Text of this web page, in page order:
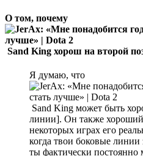
О том, почему
Sand King хорош на второй
Я думаю, что
Sand King может быть
линии]. Он также
некоторых играх его
когда твои боковые
ты фактически постоянно